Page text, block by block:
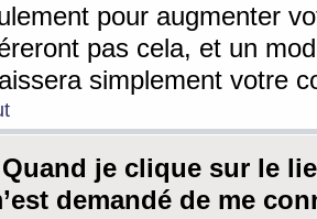
pour augmenter
pas cela, et un
simplement votre
je clique sur le
demandé de me